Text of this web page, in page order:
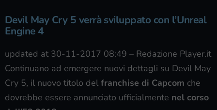
Devil May Cry 5 verrà sviluppato con l’Unreal
Engine 4
updated at 30-11-2017 08:49 – Redazione Player.it
Continuano ad emergere nuovi dettagli su Devil May
Cry 5, il nuovo titolo del franchise di Capcom che
dovrebbe essere annunciato ufficialmente nel corso